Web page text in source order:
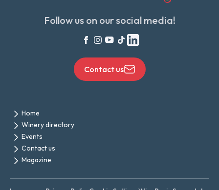
Follow us on our social media!
Contact us
Home
Winery directory
Events
Contact us
Magazine